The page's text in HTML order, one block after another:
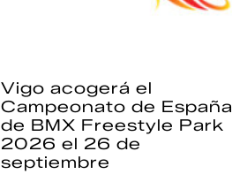
Vigo acogerá el
Campeonato de España
de BMX Freestyle Park
2026 el 26 de
septiembre